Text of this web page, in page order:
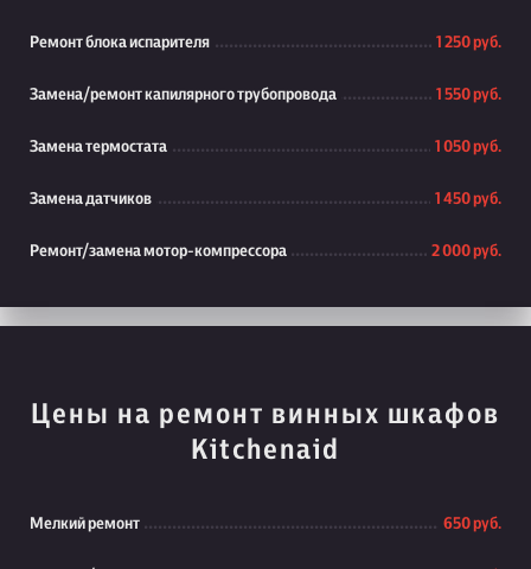
Ремонт блока испарителя 1 250 руб.
Замена/ремонт капилярного трубопровода 1 550 руб.
Замена термостата 1 050 руб.
Замена датчиков 1 450 руб.
Ремонт/замена мотор-компрессора 2 000 руб.
Цены на ремонт винных шкафов
Kitchenaid
Мелкий ремонт 650 руб.